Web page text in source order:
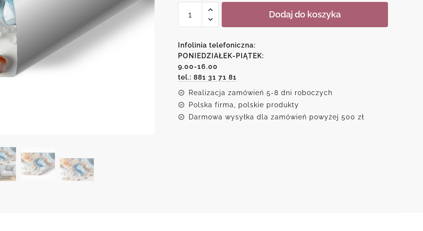
Tapeta
żywiczne
fale
-
abstrakcja
Dodaj do koszyka
Infolinia telefoniczna:
PONIEDZIAŁEK-PIĄTEK:
9.00-16.00
tel.: 881 31 71 81
Realizacja zamówień 5-8 dni roboczych
Polska firma, polskie produkty
Darmowa wysyłka dla zamówień powyżej 500 zł